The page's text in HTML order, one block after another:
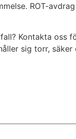
ROT-
Kontakta
sig torr,